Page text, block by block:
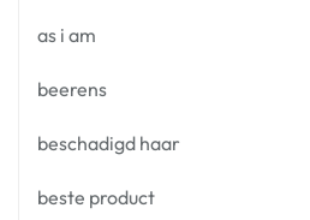
as i am
beerens
beschadigd haar
beste product